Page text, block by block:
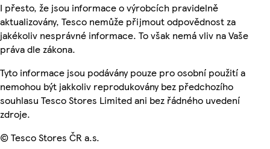
I přesto, že jsou informace o výrobcích pravidelně
aktualizovány, Tesco nemůže přijmout odpovědnost za
jakékoliv nesprávné informace. To však nemá vliv na Vaše
práva dle zákona.
Tyto informace jsou podávány pouze pro osobní použití a
nemohou být jakkoliv reprodukovány bez předchozího
souhlasu Tesco Stores Limited ani bez řádného uvedení
zdroje.
© Tesco Stores ČR a.s.